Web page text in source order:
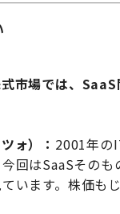
場では、SaaS
ォ）： 2001年の
回はSaaSその
います。株価も